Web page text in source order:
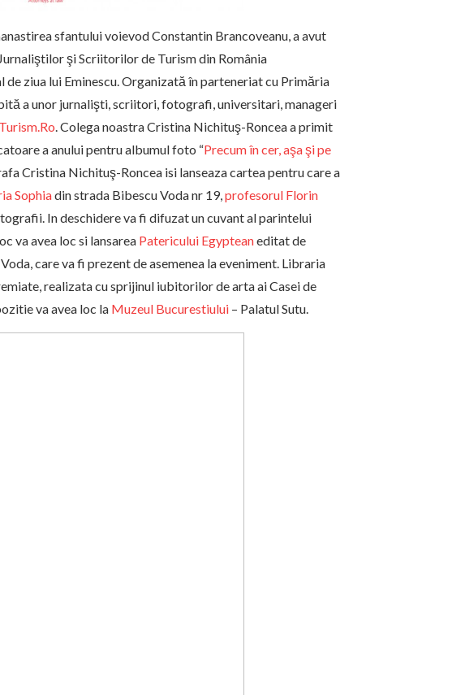
sfantului voievod Constantin Brancoveanu, a avut
şi Scriitorilor de Turism din România
ziua lui Eminescu. Organizată în parteneriat cu Primăria
a unor jurnalişti, scriitori, fotografi, universitari, manageri
. Colega noastra Cristina Nichituş-Roncea a primit
a anului pentru albumul foto “Precum în cer, aşa şi pe
Cristina Nichituş-Roncea isi lanseaza cartea pentru care a
Sophiadin strada Bibescu Voda nr 19,profesorul Florin
In deschidere va fi difuzat un cuvant al parintelui
va avea loc si lansarea Patericului Egypteaneditat de
care va fi prezent de asemenea la eveniment. Libraria
realizata cu sprijinul iubitorilor de arta ai Casei de
va avea loc la Muzeul Bucurestiului – Palatul Sutu.